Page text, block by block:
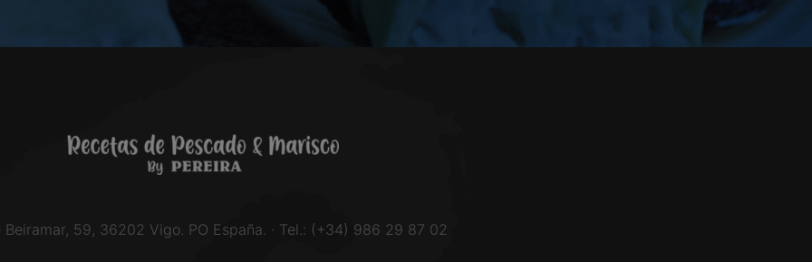
Beiramar, 59, 36202 Vigo. PO España. · Tel.: (+34) 986 29 87 02